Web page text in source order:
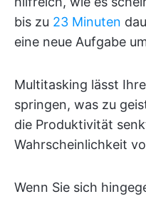
bis zu 23 Minuten
eine neue Aufgabe
Multitasking lässt
springen, was zu
die Produktivität
Wahrscheinlichkeit
Wenn Sie sich